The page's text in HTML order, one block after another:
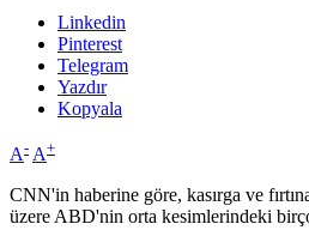
Linkedin
Pinterest
Telegram
Yazdır
Kopyala
A- A+
CNN'in haberine göre, kasırga ve
üzere ABD'nin orta kesimlerindeki